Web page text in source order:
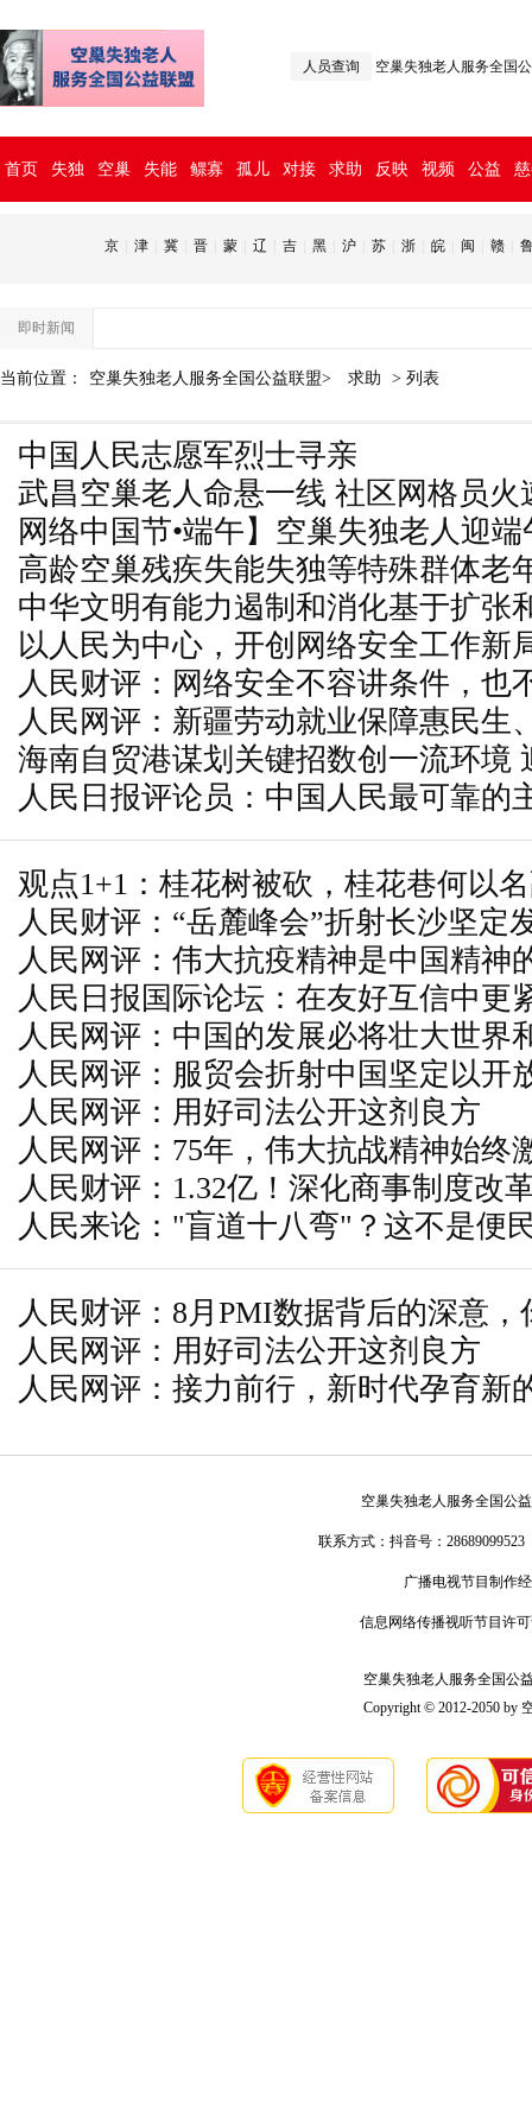
人员查询 空巢失独老人服务全国
首页 失独 空巢 失能 鳏寡 孤儿 对接 求助 反映 视频 公益
京 津 冀 晋 蒙 辽 吉 黑 沪 苏 浙 皖 闽 赣
即时新闻
当前位置： 空巢失独老人服务全国公益联盟> 求助 > 列表
中国人民志愿军烈士寻亲
武昌空巢老人命悬一线 社区网格员火
网络中国节•端午】空巢失独老人迎端
高龄空巢残疾失能失独等特殊群体老
浅析
中华文明有能力遏制和消化基于扩张
以人民为中心，开创网络安全工作新
人民财评：网络安全不容讲条件，也
人民网评：新疆劳动就业保障惠民生
海南自贸港谋划关键招数创一流环境
人民日报评论员：中国人民最可靠的
观点1+1：桂花树被砍，桂花巷何以
人民财评：“岳麓峰会”折射长沙坚定
人民网评：伟大抗疫精神是中国精神
人民日报国际论坛：在友好互信中更
人民网评：中国的发展必将壮大世界
人民网评：服贸会折射中国坚定以开
人民网评：用好司法公开这剂良方
人民网评：75年，伟大抗战精神始终
人民财评：1.32亿！深化商事制度改
人民来论："盲道十八弯"？这不是便
人民财评：8月PMI数据背后的深意
人民网评：用好司法公开这剂良方
人民网评：接力前行，新时代孕育新
空巢失独老人服务全国公
联系方式： 抖音号：28689099523
广播电视节目制作
信息网络传播视听节目许
空巢失独老人服务全国公
Copyright © 2012-2050 by